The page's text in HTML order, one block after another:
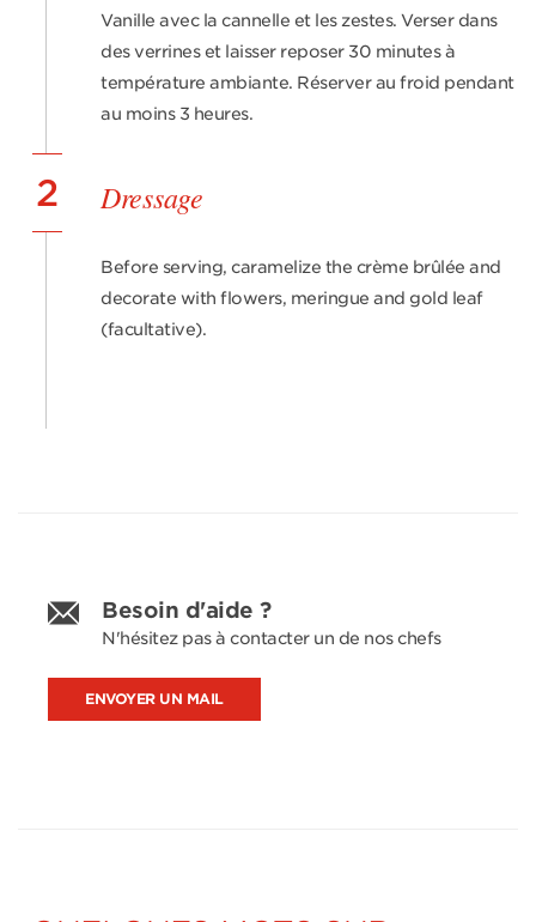
Vanille avec la cannelle et les zestes. Verser dans
des verrines et laisser reposer 30 minutes à
température ambiante. Réserver au froid pendant
au moins 3 heures.
2 Dressage
Before serving, caramelize the crème brûlée and
decorate with flowers, meringue and gold leaf
(facultative).
Besoin d'aide ?
N'hésitez pas à contacter un de nos chefs
ENVOYER UN MAIL